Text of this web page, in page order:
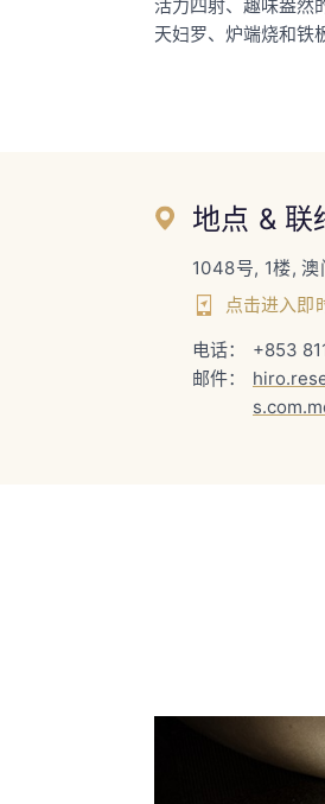
活力四射、趣味盎然
天妇罗、炉端烧和铁
地点 & 联
1048号, 1楼, 澳
点击进入即
电话：
+853
邮件：